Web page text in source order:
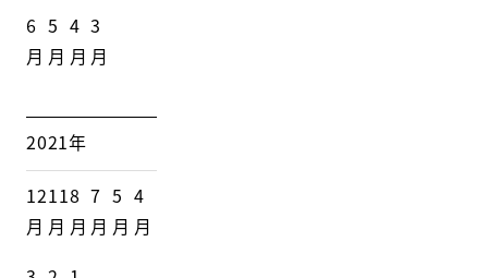
6
月
5
月
4
月
3
月
2021年
12
月
11
月
8
月
7
月
5
月
4
月